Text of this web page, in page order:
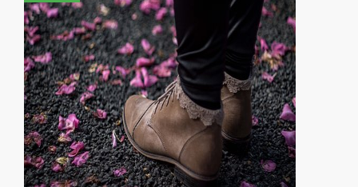
SENDERISMO
ASTURIANO